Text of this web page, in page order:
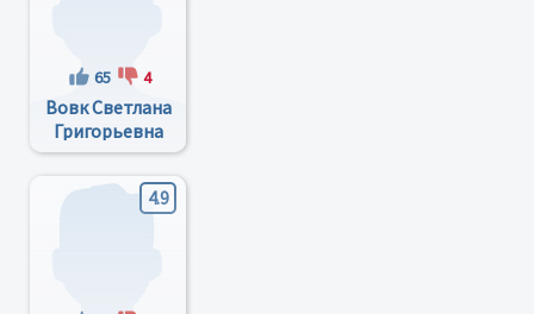
65 4
Вовк Светлана
Григорьевна
4.9